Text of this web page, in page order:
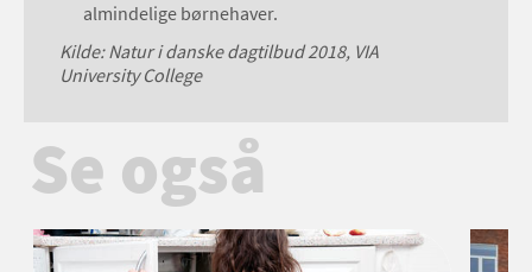
almindelige børnehaver.
Kilde: Natur i danske dagtilbud 2018, VIA
University College
Se også